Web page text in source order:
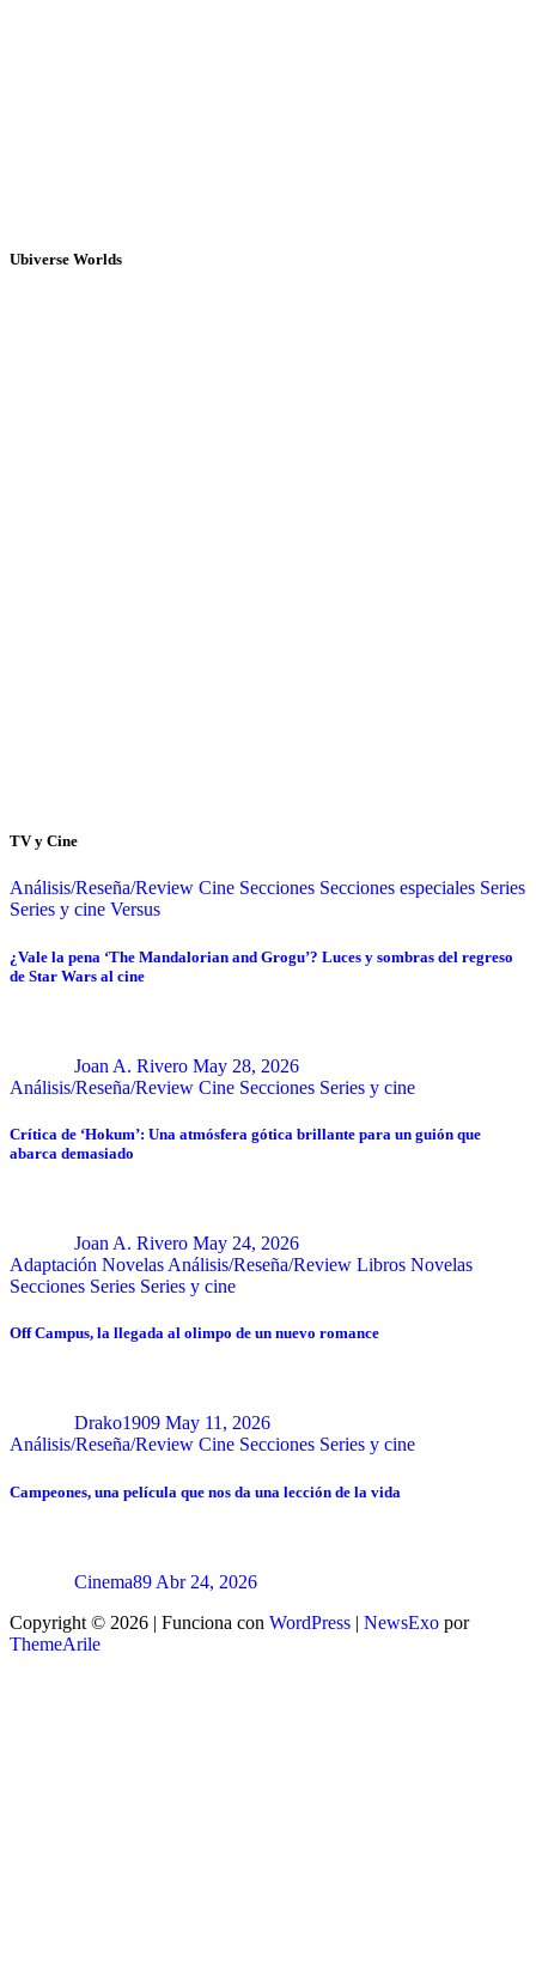
Ubiverse Worlds
TV y Cine
Análisis/Reseña/Review Cine Secciones Secciones especiales Series
Series y cine Versus
¿Vale la pena ‘The Mandalorian and Grogu’? Luces y sombras del regreso
de Star Wars al cine
Joan A. Rivero May 28, 2026
Análisis/Reseña/Review Cine Secciones Series y cine
Crítica de ‘Hokum’: Una atmósfera gótica brillante para un guión que
abarca demasiado
Joan A. Rivero May 24, 2026
Adaptación Novelas Análisis/Reseña/Review Libros Novelas
Secciones Series Series y cine
Off Campus, la llegada al olimpo de un nuevo romance
Drako1909 May 11, 2026
Análisis/Reseña/Review Cine Secciones Series y cine
Campeones, una película que nos da una lección de la vida
Cinema89 Abr 24, 2026
Copyright © 2026 | Funciona con WordPress | NewsExo por
ThemeArile